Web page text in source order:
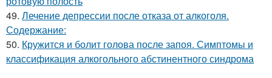
49. Лечение депрессии после отказа от алкоголя.
Содержание:
50. Кружится и болит голова после запоя. Симптомы и
классификация алкогольного абстинентного синдрома